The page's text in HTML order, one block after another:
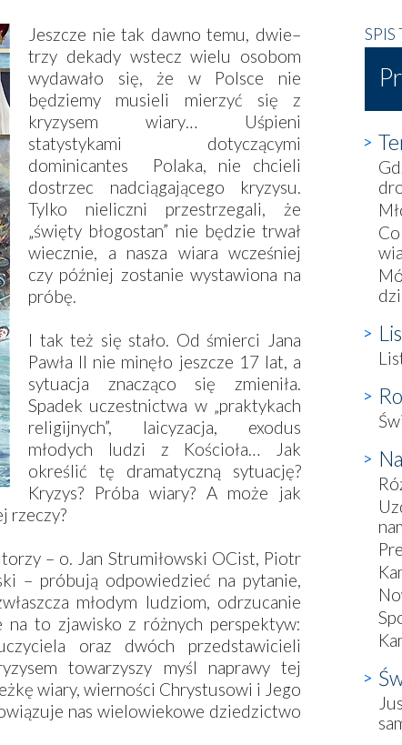
Jeszcze nie tak dawno temu, dwie–
trzy dekady wstecz wielu osobom
wydawało się, że w Polsce nie
będziemy musieli mierzyć się z
kryzysem wiary… Uśpieni
statystykami dotyczącymi
dominicantes Polaka, nie chcieli
dostrzec nadciągającego kryzysu.
Tylko nieliczni przestrzegali, że
„święty błogostan” nie będzie trwał
wiecznie, a nasza wiara wcześniej
czy później zostanie wystawiona na
próbę.
I tak też się stało. Od śmierci Jana
Pawła II nie minęło jeszcze 17 lat, a
sytuacja znacząco się zmieniła.
Spadek uczestnictwa w „praktykach
religijnych”, laicyzacja, exodus
młodych ludzi z Kościoła… Jak
określić tę dramatyczną sytuację?
Kryzys? Próba wiary? A może jak
rzeczy?
– o. Jan Strumiłowski OCist, Piotr
– próbują odpowiedzieć na pytanie,
młodym ludziom, odrzucanie
to zjawisko z różnych perspektyw:
oraz dwóch przedstawicieli
towarzyszy myśl naprawy tej
wiary, wierności Chrystusowi i Jego
nas wielowiekowe dziedzictwo
SPIS